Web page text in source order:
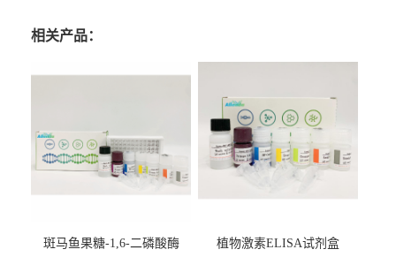
相关产品：
斑马鱼果糖-1,6-二磷酸酶
植物激素ELISA试剂盒